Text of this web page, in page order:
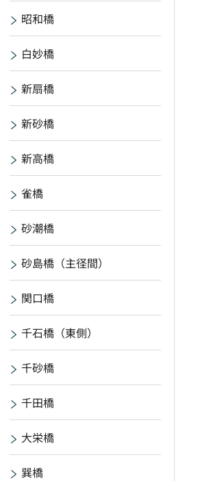
昭和橋
白妙橋
新扇橋
新砂橋
新高橋
雀橋
砂潮橋
砂島橋（主径間）
関口橋
千石橋（東側）
千砂橋
千田橋
大栄橋
巽橋